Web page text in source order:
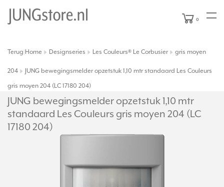
0
Terug Home Designseries Les Couleurs® Le Corbusier gris moyen
204
JUNG bewegingsmelder opzetstuk 1,10 mtr standaard Les Couleurs
gris moyen 204 (LC 17180 204)
JUNG bewegingsmelder opzetstuk 1,10 mtr
standaard Les Couleurs gris moyen 204 (LC
17180 204)